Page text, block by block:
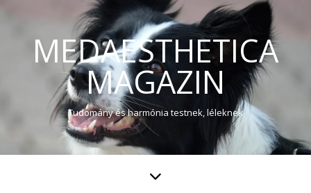
MEDAESTHETICA
MAGAZIN
Tudomány és harmónia testnek, léleknek